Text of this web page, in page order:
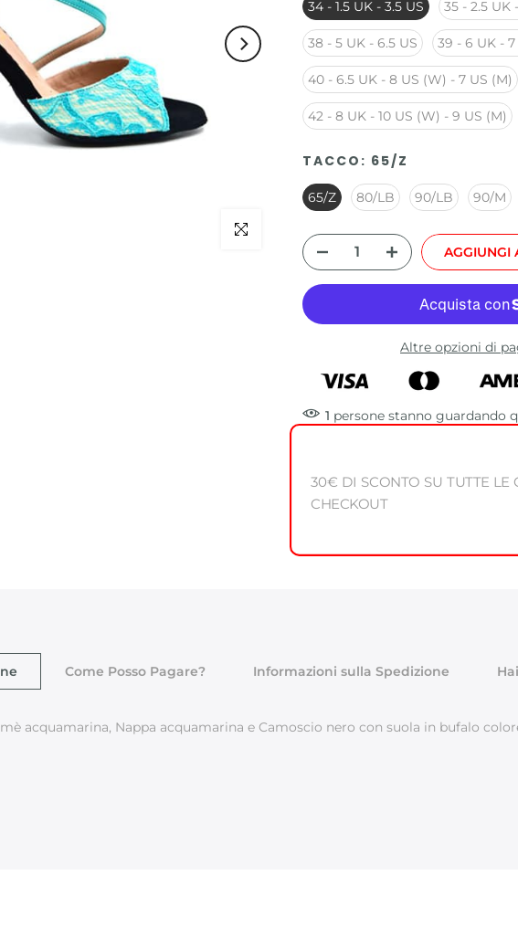
Clicca per ingrandire
34 - 1.5 UK - 3.5 US 35 - 2.5 UK
38 - 5 UK - 6.5 US 39 - 6 UK -
40 - 6.5 UK - 8 US (W) - 7 US (M)
42 - 8 UK - 10 US (W) - 9 US (M)
TACCO: 65/Z
65/Z 80/LB 90/LB 90/M
AGGIUNGI
Altre opzioni di
1 persone stanno guardando
30€ DI SCONTO SU TUTTE LE
CHECKOUT
Come Posso Pagare? Informazioni sulla Spedizione
acquamarina, Nappa acquamarina e Camoscio nero con suola in bufalo